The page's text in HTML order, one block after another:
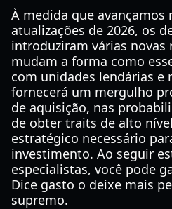
À medida que avançamos
atualizações de 2026, os
introduziram várias novas
mudam a forma como
com unidades lendárias e
fornecerá um mergulho
de aquisição, nas
de obter traits de alto
estratégico necessário
investimento. Ao seguir
especialistas, você pode
Dice gasto o deixe mais
supremo.